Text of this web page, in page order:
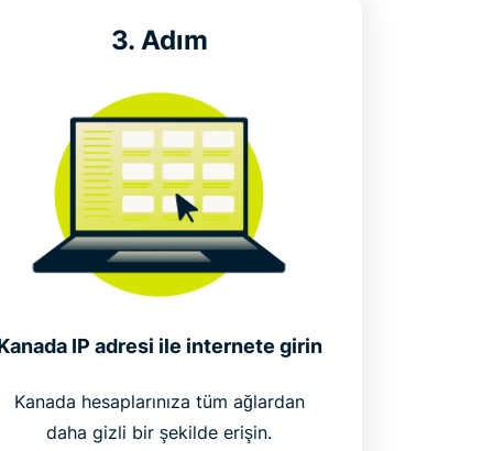
3. Adım
IP adresi ile internete girin
Kanada hesaplarınıza tüm ağlardan
daha gizli bir şekilde erişin.